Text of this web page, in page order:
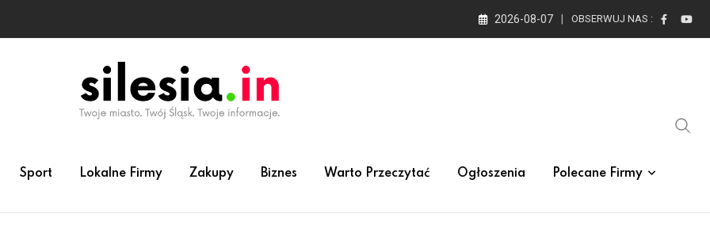
2026-08-07 OBSERWUJ NAS :
Sport Lokalne Firmy Zakupy Biznes Warto Przeczytać Ogłoszenia Polecane Firmy